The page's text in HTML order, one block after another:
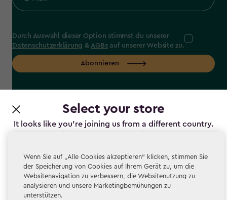
Select your store
It looks like you’re joining us from a different country.
Durch Auswahl dieser Option stimmst du unserer
Datenschutzerklärung &AGBsauf unserer Website zu.
Abonnieren
label.payment
Datenschutz
Wenn Sie auf „Alle Cookies akzeptieren“ klicken, stimmen Sie
der Speicherung von Cookies auf Ihrem Gerät zu, um die
Websitenavigation zu verbessern, die Websitenutzung zu
analysieren und unsere Marketingbemühungen zu
unterstützen.